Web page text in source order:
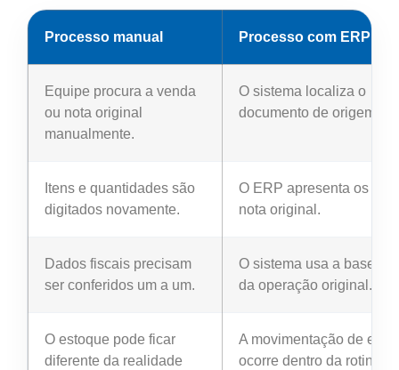
Processo manual Processo com ERP
Equipe procura a venda
ou nota original
manualmente.
O sistema localiza o
documento de origem.
Itens e quantidades são
digitados novamente.
O ERP apresenta os
nota original.
Dados fiscais precisam
ser conferidos um a um.
O sistema usa a base
da operação original.
O estoque pode ficar
diferente da realidade
A movimentação de
ocorre dentro da rotina